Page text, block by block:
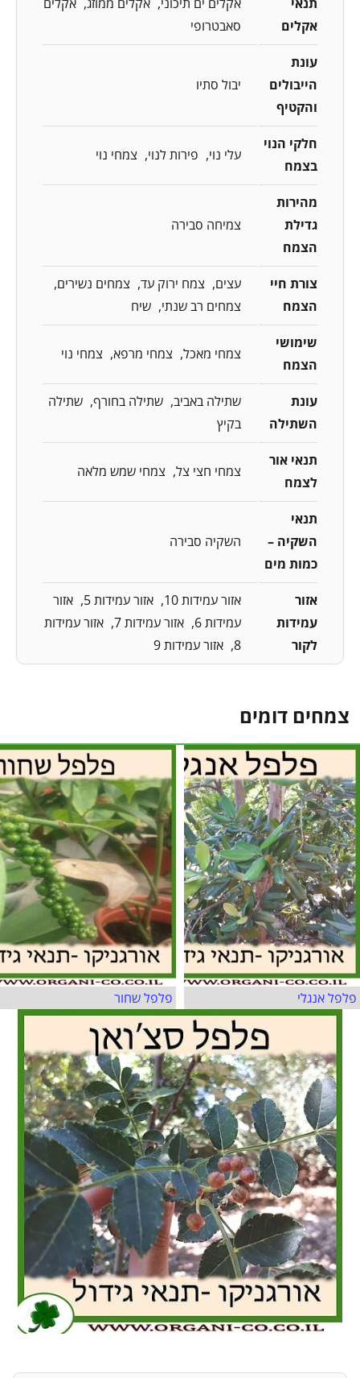
אקלים
סאבטרופי
עונת
הייבולים
והקטיף
יבול סתיו
חלקי הנוי
בצמח
עלי נוי פירות לנוי צמחי נוי
מהירות
גדילת
הצמח
צמיחה סבירה
צורת חיי
הצמח
עצים צמח ירוק עד
צמחים נשירים
צמחים רב שנתי
שיח
שימושי
הצמח
צמחי מאכל צמחי מרפא צמחי נוי
עונת
השתילה
שתילה באביב שתילה בחורף שתילה
בקיץ
תנאי אור
לצמח
צמחי חצי צל צמחי שמש מלאה
תנאי
השקיה –
כמות מים
השקיה סבירה
אזור
עמידות
לקור
אזור עמידות 10 אזור עמידות 5
אזור
עמידות 6
אזור עמידות 7
אזור עמידות
8 אזור עמידות 9
צמחים דומים
פלפל אנגלי פלפל שחור